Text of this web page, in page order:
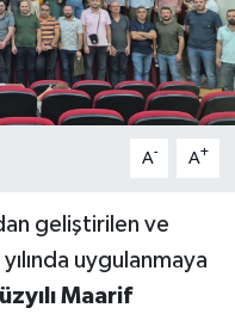
A- A+
geliştirilen ve
uygulanmaya
Maarif